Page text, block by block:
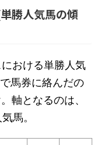
勝人気馬の傾
おける単勝人気
馬券に絡んだの
軸となるのは、
馬。